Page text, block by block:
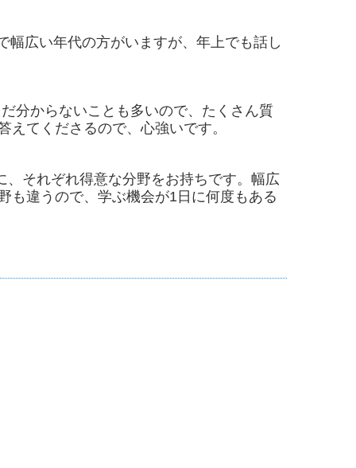
幅広い年代の方がいますが、年上でも話し
分からないことも多いので、たくさん質
てくださるので、心強いです。
、それぞれ得意な分野をお持ちです。幅広
も違うので、学ぶ機会が1日に何度もある